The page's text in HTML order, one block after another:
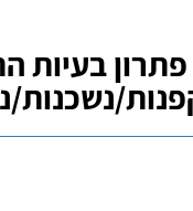
פתרון בעיות
נשכנות/